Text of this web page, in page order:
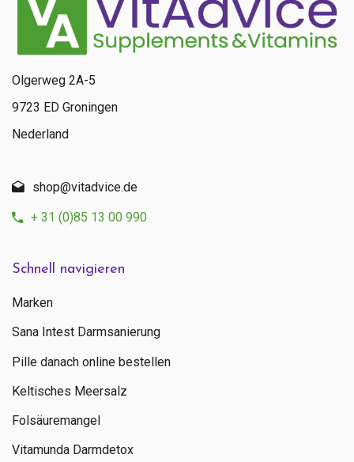
Schnell navigieren
Marken
Sana Intest Darmsanierung
Pille danach online bestellen
Keltisches Meersalz
Folsäuremangel
Vitamunda Darmdetox
Olgerweg 2A-5
9723 ED Groningen
Nederland
shop@vitadvice.de
+ 31 (0)85 13 00 990